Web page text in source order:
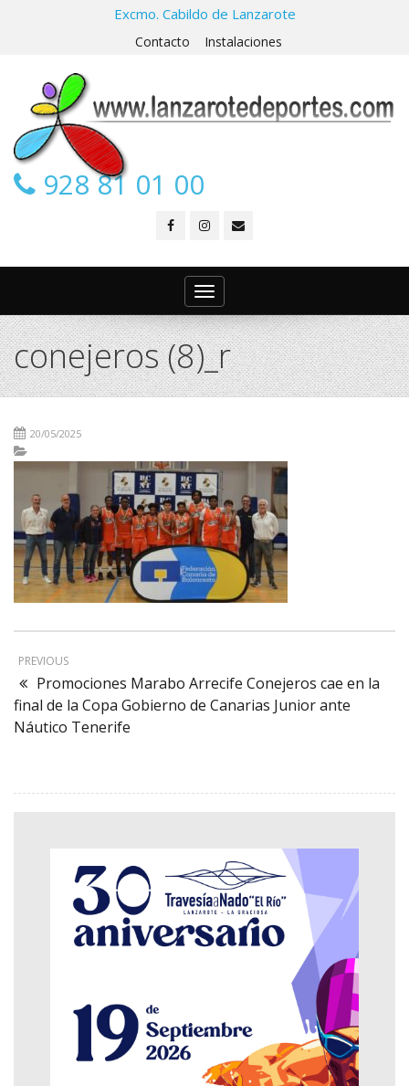
Excmo. Cabildo de Lanzarote
Contacto Instalaciones
928 81 01 00
Toggle
navigation
conejeros (8)_r
20/05/2025
PREVIOUS
Promociones Marabo Arrecife Conejeros cae en la
final de la Copa Gobierno de Canarias Junior ante
Náutico Tenerife